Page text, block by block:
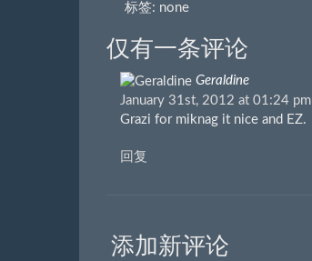
标签: none
仅有一条评论
Geraldine
January 31st, 2012 at 01:24 pm
Grazi for miknag it nice and EZ.
回复
添加新评论